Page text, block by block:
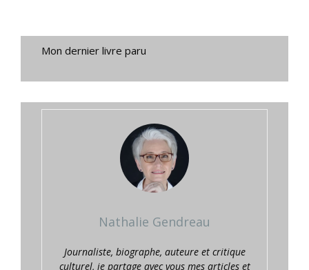
Mon dernier livre paru
Nathalie Gendreau
Journaliste, biographe, auteure et critique
culturel, je partage avec vous mes articles et